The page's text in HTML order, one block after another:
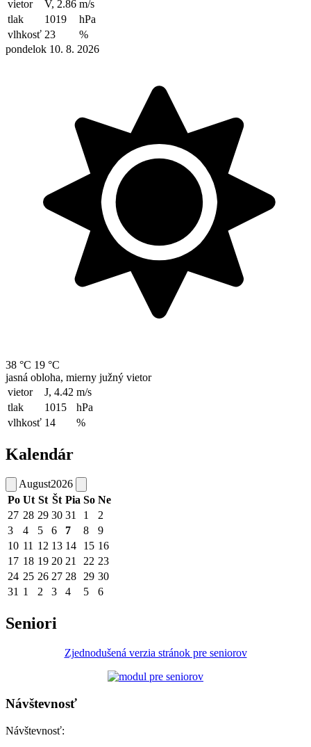
vietor V, 2.86 m/s
tlak
1019
hPa
vlhkosť 23
%
pondelok 10. 8. 2026
38 °C 19 °C
jasná obloha, mierny južný vietor
vietor
J, 4.42 m/s
tlak
1015
hPa
vlhkosť 14 %
Kalendár
August2026
Po Ut St Št Pia So Ne
27 28 29 30 31 1
2
3
4 5 6 7 8
9
10 11 12 13 14 15 16
17 18 19 20 21 22 23
24 25 26 27 28 29 30
31 1 2 3 4 5 6
Seniori
Zjednodušená verzia stránok pre seniorov
Návštevnosť
Návštevnosť: